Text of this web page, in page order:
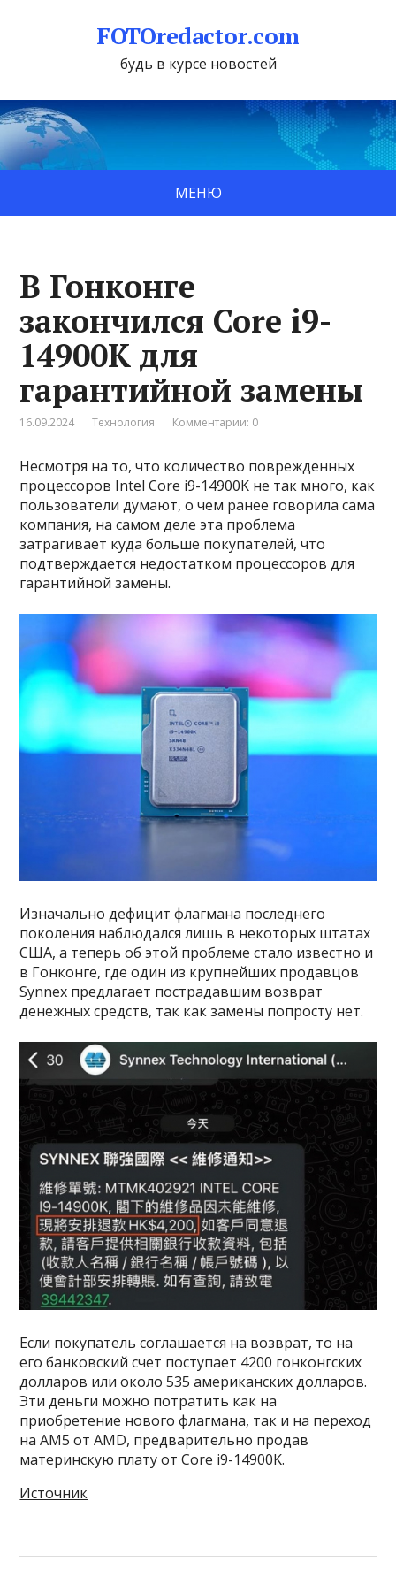
FOTOredactor.com
будь в курсе новостей
МЕНЮ
В Гонконге
закончился Core i9-
14900K для
гарантийной замены
16.09.2024 Технология Комментарии: 0
Несмотря на то, что количество поврежденных
процессоров Intel Core i9-14900K не так много, как
пользователи думают, о чем ранее говорила сама
компания, на самом деле эта проблема
затрагивает куда больше покупателей, что
подтверждается недостатком процессоров для
гарантийной замены.
Изначально дефицит флагмана последнего
поколения наблюдался лишь в некоторых штатах
США, а теперь об этой проблеме стало известно и
в Гонконге, где один из крупнейших продавцов
Synnex предлагает пострадавшим возврат
денежных средств, так как замены попросту нет.
Если покупатель соглашается на возврат, то на
его банковский счет поступает 4200 гонконгских
долларов или около 535 американских долларов.
Эти деньги можно потратить как на
приобретение нового флагмана, так и на переход
на AM5 от AMD, предварительно продав
материнскую плату от Core i9-14900K.
Источник